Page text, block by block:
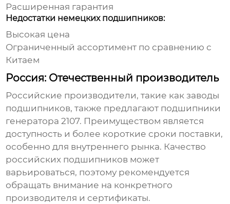
Расширенная гарантия
Недостатки немецких подшипников:
Высокая цена
Ограниченный ассортимент по сравнению с
Китаем
Россия: Отечественный производитель
Российские производители, такие какзаводы
подшипников, также предлагают подшипники
генератора 2107. Преимуществом является
доступность и более короткие сроки поставки,
особенно для внутреннего рынка. Качество
российских подшипников может
варьироваться, поэтому рекомендуется
обращать внимание на конкретного
производителя и сертификаты.